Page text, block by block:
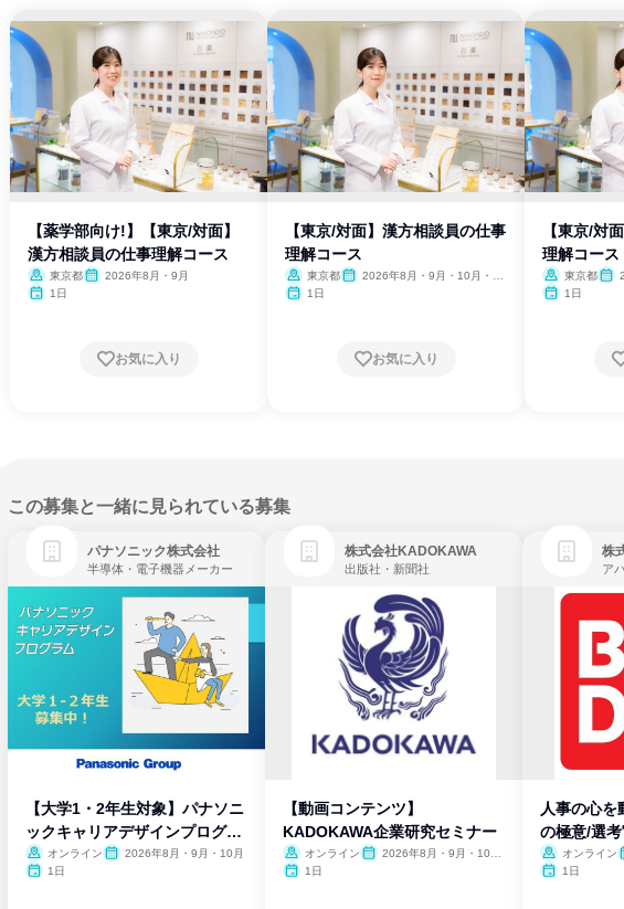
【薬学部向け!】【東京/対面】
漢方相談員の仕事理解コース
東京都
2026年8月・9月
1日
お気に入り
【東京/対面】漢方相談員の仕事
理解コース
東京都
2026年8月・9月・10月・11
1日
お気に入り
【東京/対
理解コース
東京都
1日
この募集と一緒に見られている募集
パナソニック株式会社
半導体・電子機器メーカー
【大学1・2年生対象】パナソニ
ックキャリアデザインプログラ
ム
オンライン
2026年8月・9月・10月
1日
株式会社KADOKAWA
出版社・新聞社
【動画コンテンツ】
KADOKAWA企業研究セミナー
オンライン
2026年8月・9月・10
1日
株
人事の心を
の極意/選
開
オンライン
1日